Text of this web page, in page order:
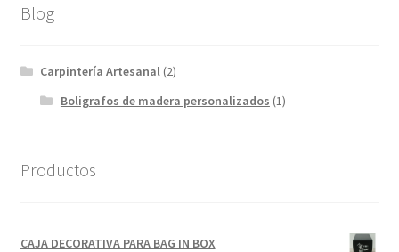
Blog
Carpintería Artesanal (2)
Boligrafos de madera personalizados (1)
Productos
CAJA DECORATIVA PARA BAG IN BOX